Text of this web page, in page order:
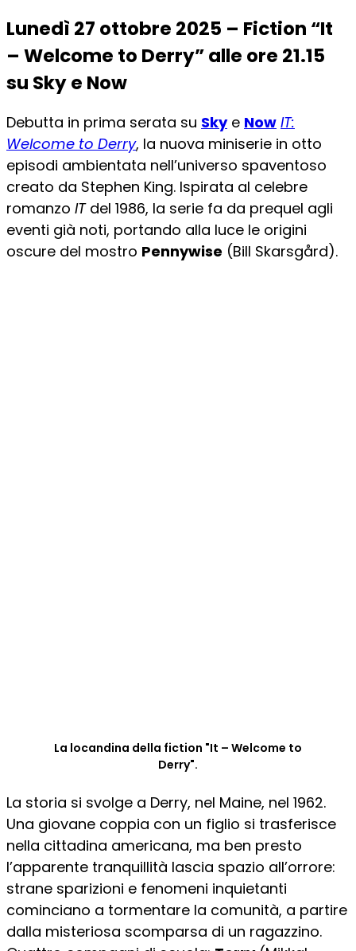
Lunedì 27 ottobre 2025 – Fiction “It
– Welcome to Derry” alle ore 21.15
su Sky e Now
Debutta in prima serata su Skye Now IT:
Welcome to Derry, la nuova miniserie in otto
episodi ambientata nell’universo spaventoso
creato da Stephen King. Ispirata al celebre
romanzo ITdel 1986, la serie fa da prequel agli
eventi già noti, portando alla luce le origini
oscure del mostro Pennywise (Bill Skarsgård).
La locandina della fiction "It – Welcome to
Derry".
La storia si svolge a Derry, nel Maine, nel 1962.
Una giovane coppia con un figlio si trasferisce
nella cittadina americana, ma ben presto
l’apparente tranquillità lascia spazio all’orrore:
strane sparizioni e fenomeni inquietanti
cominciano a tormentare la comunità, a partire
dalla misteriosa scomparsa di un ragazzino.